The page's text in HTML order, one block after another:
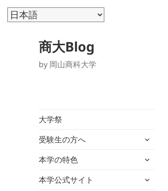
商大Blog
by 岡山商科大学
大学祭
受験生の方へ
サ
メ
ュ
本学の特色
サ
メ
本学公式サイト
サ